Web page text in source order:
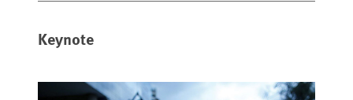
Keynote